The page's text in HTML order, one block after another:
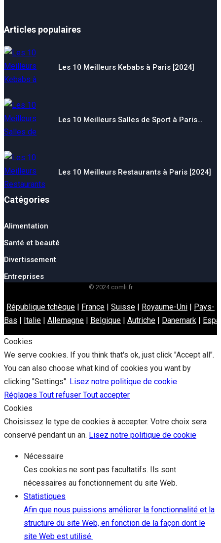
Articles populaires
Les 10 Meilleurs Kebabs à Paris [2024]
Les 10 Meilleurs Salles de Sport à Paris…
Les 10 Meilleurs Restaurants à Paris [2024]
Catégories
Alimentation
Santé et beauté
Divertissement
Entreprises
© 2024 comli.fr
République tchèque | France | Suisse | Royaume-Uni | Pays-
Bas | Italie | Allemagne | Belgique | Autriche | Danemark |
Cookies
We serve cookies. If you think that's ok, just click "Accept all".
You can also choose what kind of cookies you want by
clicking "Settings". Lisez notre politique de cookie
Réglages Tout refuser Tout accepter
Cookies
Choisissez le type de cookies à accepter. Votre choix sera
conservé pendant un an. Lisez notre politique de cookie
Nécessaire
Ces cookies ne sont pas facultatifs. Ils sont
nécessaires au fonctionnement du site Web.
Statistiques
Afin que nous puissions améliorer la fonctionnalité et la
structure du site Web, en fonction de la façon dont le
site Web est utilisé.